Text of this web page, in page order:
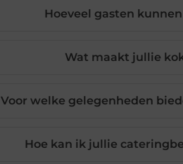
Hoeveel gasten
Wat maakt jullie
Voor welke gelegenheden
Hoe kan ik jullie